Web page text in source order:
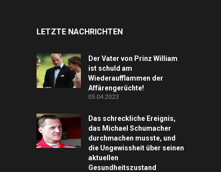
LETZTE NACHRICHTEN
Der Vater von Prinz William
ist schuld am
Wiederaufflammen der
Affärengerüchte!
05.04.2023
Das schreckliche Ereignis,
das Michael Schumacher
durchmachen musste, und
die Ungewissheit über seinen
aktuellen
Gesundheitszustand